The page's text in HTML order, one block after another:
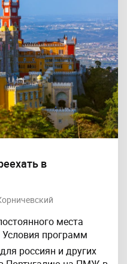
в
места
Условия программ
россиян и других